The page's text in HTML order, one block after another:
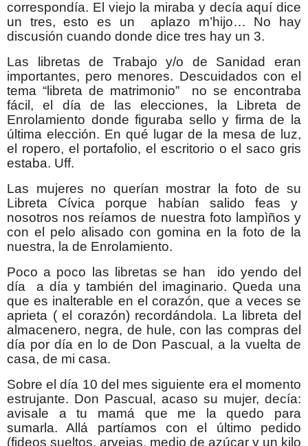
correspondía. El viejo la miraba y decía aquí dice
un tres, esto es un aplazo m’hijo… No hay
discusión cuando donde dice tres hay un 3.
Las libretas de Trabajo y/o de Sanidad eran
importantes, pero menores. Descuidados con el
tema “libreta de matrimonio” no se encontraba
fácil, el día de las elecciones, la Libreta de
Enrolamiento donde figuraba sello y firma de la
última elección. En qué lugar de la mesa de luz,
el ropero, el portafolio, el escritorio o el saco gris
estaba. Uff.
Las mujeres no querían mostrar la foto de su
Libreta Cívica porque habían salido feas y
nosotros nos reíamos de nuestra foto lampìños y
con el pelo alisado con gomina en la foto de la
nuestra, la de Enrolamiento.
Poco a poco las libretas se han ido yendo del
día a día y también del imaginario. Queda una
que es inalterable en el corazón, que a veces se
aprieta ( el corazón) recordándola. La libreta del
almacenero, negra, de hule, con las compras del
día por día en lo de Don Pascual, a la vuelta de
casa, de mi casa.
Sobre el día 10 del mes siguiente era el momento
estrujante. Don Pascual, acaso su mujer, decía:
avisale a tu mamá que me la quedo para
sumarla. Allá partíamos con el último pedido
(fideos sueltos, arvejas, medio de azúcar y un kilo